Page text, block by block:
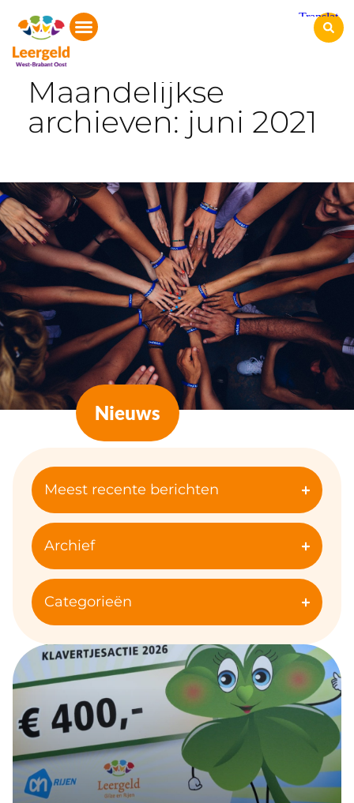
Start
Maandelijkse
archieven: juni 2021
Nieuws
Meest recente berichten
Archief
Categorieën